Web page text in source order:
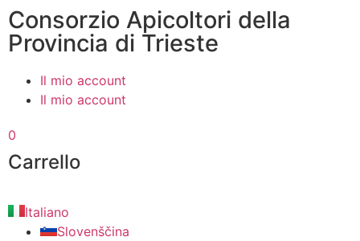
Consorzio Apicoltori della
Provincia di Trieste
Il mio account
Il mio account
0
Carrello
Italiano
Slovenščina